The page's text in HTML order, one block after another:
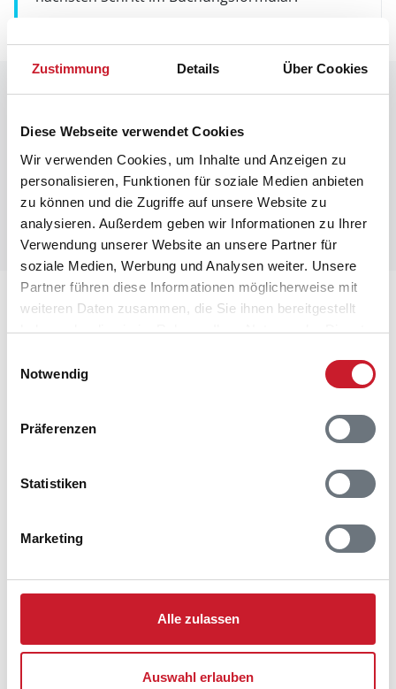
Zustimmung Details Über Cookies
Diese Webseite verwendet Cookies
Wir verwenden Cookies, um Inhalte und Anzeigen zu
personalisieren, Funktionen für soziale Medien anbieten
zu können und die Zugriffe auf unsere Website zu
analysieren. Außerdem geben wir Informationen zu Ihrer
Verwendung unserer Website an unsere Partner für
soziale Medien, Werbung und Analysen weiter. Unsere
Partner führen diese Informationen möglicherweise mit
weiteren Daten zusammen, die Sie ihnen bereitgestellt
haben oder die sie im Rahmen Ihrer Nutzung der Dienste
Notwendig
Präferenzen
Statistiken
Marketing
Alle zulassen
Auswahl erlauben
Raumaufteilung
Lageplan
Ferienhaus 60759
6857 Blåvand